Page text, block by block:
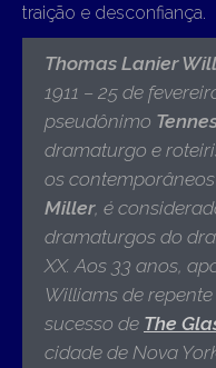
traição e desconfiança.
Thomas Lanier
1911 – 25 de
pseudônimo
dramaturgo e
os contemporâneos
Miller, é
dramaturgos do
XX. Aos 33 anos,
Williams de
sucesso de The
cidade de Nova